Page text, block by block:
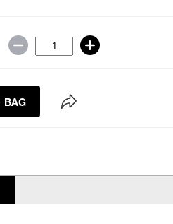
BAG